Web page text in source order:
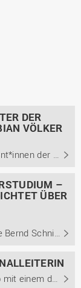
DER
VÖLKER
Fabian Völker gehört zu den ersten Absolvent*innen der Studienrichtung Technische Informatik des dualen Studiengangs Engineering technischer Systeme (EtS) am Campus Lingen. Im Interview berichtet er u.a., warum er unbedingt ein duales Studium absolvieren wollte und wie ihm die ...
–
ÜBER
Den Bachelor in Wirtschaftsinformatik hatte Bernd Schnittker schon acht Jahre in der Tasche, als er sich nochmals für ein duales Studienkonzept entschied und den dualen Masterstudiengang Führung und Organisation bei uns am Campus Lingen belegte. Im Interview berichtet er von seinem Werdegang.
Vor mehr als zehn Jahren legte Laura Hopp mit einem dualen Bachelorstudium der Betriebswirtschaft bei uns am Campus Lingen den Grundstein für ihre berufliche Laufbahn. Inzwischen leitet sie die Personalabteilung der Bohnenkamp AG, bei der sie 2009 in ihr duales Studium startete. Im Interview teilt ...